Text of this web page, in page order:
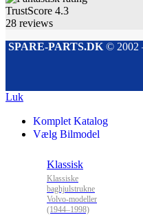
TrustScore 4.3
28 reviews
SPARE-PARTS.DK© 2002
Luk
Komplet Katalog
Vælg Bilmodel
Klassisk
Klassiske
baghjulstrukne
Volvo-modeller
(1944–1998)